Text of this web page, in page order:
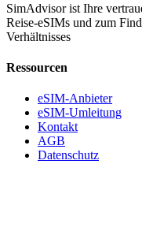
SimAdvisor ist Ihre
Reise-eSIMs und zum
Verhältnisses
Ressourcen
eSIM-Anbieter
eSIM-Umleitung
Kontakt
AGB
Datenschutz